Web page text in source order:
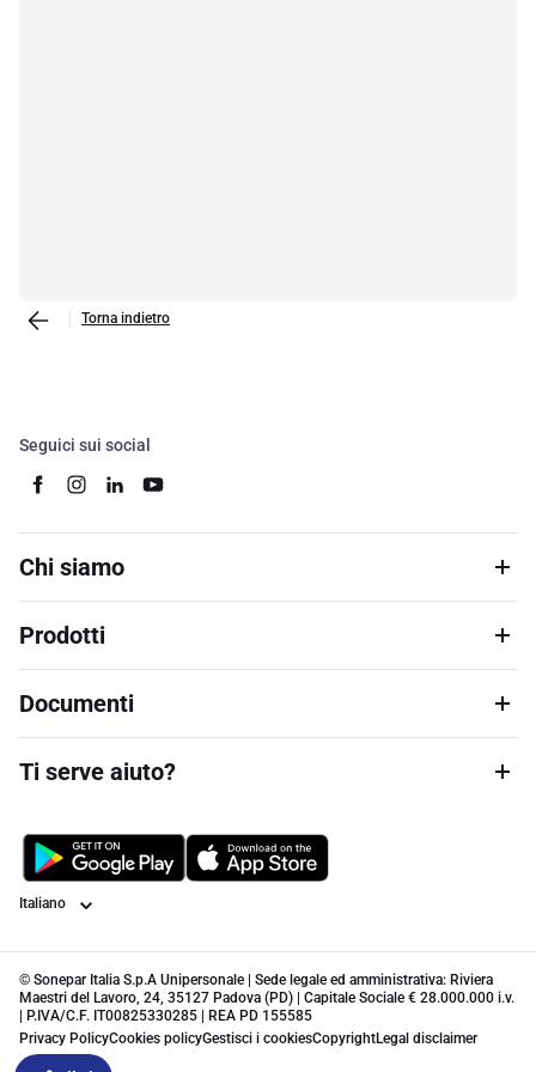
Torna indietro
Seguici sui social
Chi siamo
Prodotti
Documenti
Ti serve aiuto?
Lingua
© Sonepar Italia S.p.A Unipersonale | Sede legale ed amministrativa: Riviera
Maestri del Lavoro, 24, 35127 Padova (PD) | Capitale Sociale € 28.000.000 i.v.
| P.IVA/C.F. IT00825330285 | REA PD 155585
Privacy PolicyCookies policyGestisci i cookiesCopyrightLegal disclaimer